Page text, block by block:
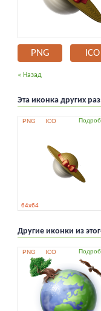
PNG ICO
« Назад
Эта иконка других
PNG ICO
64x64
Другие иконки из
PNG ICO